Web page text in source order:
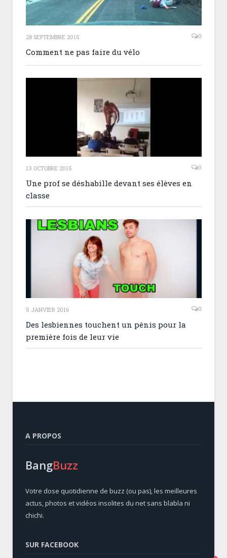
28 SEPTEMBRE 2015 0
Comment ne pas faire du vélo
13 OCTOBRE 2015 0
Une prof se déshabille devant ses élèves en
classe
5 JANVIER 2016 0
Des lesbiennes touchent un pénis pour la
première fois de leur vie
A PROPOS
BangBuzz
Votre dose quotidienne de buzz (ou pas), les meilleures
actus, photos et vidéos insolites du net sans blabla ni
chichi.
SUR FACEBOOK